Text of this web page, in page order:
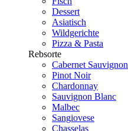
Dessert
Asiatisch
Wildgerichte
Pizza & Pasta
Rebsorte
Cabernet Sauvignon
Pinot Noir
Chardonnay
Sauvignon Blanc
Malbec
Sangiovese
Chasselas